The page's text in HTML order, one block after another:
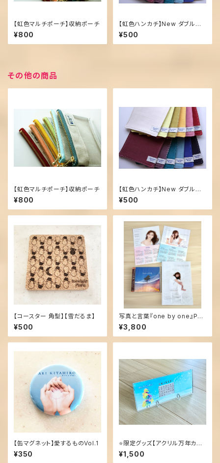
【虹色マルチポーチ】収納ポーチ
¥800
【虹色ハンカチ】New ダブルガ
ーゼ・ハーフサイズ
¥500
その他の商品
【虹色マルチポーチ】収納ポーチ
¥800
【虹色ハンカチ】New ダブルガ
ーゼ・ハーフサイズ
¥500
【コースター 角型】【雪だるま】
¥500
写真と言葉『one by one』Pho
tobook＆CD限定セット！
¥3,800
【缶マグネット】愛するものVol.1
¥350
⭐️限定グッズ【アクリル万年カレ
ンダー】レインボーローズ
¥1,500